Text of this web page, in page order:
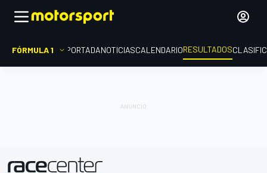
FÓRMULA 1 PORTADANOTICIASCALENDARIORESULTADOS